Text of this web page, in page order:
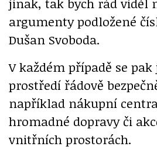
argumenty podložené
Dušan Svoboda.
V každém případě se pak
prostředí řádově
například nákupní
hromadné dopravy či
vnitřních prostorách.